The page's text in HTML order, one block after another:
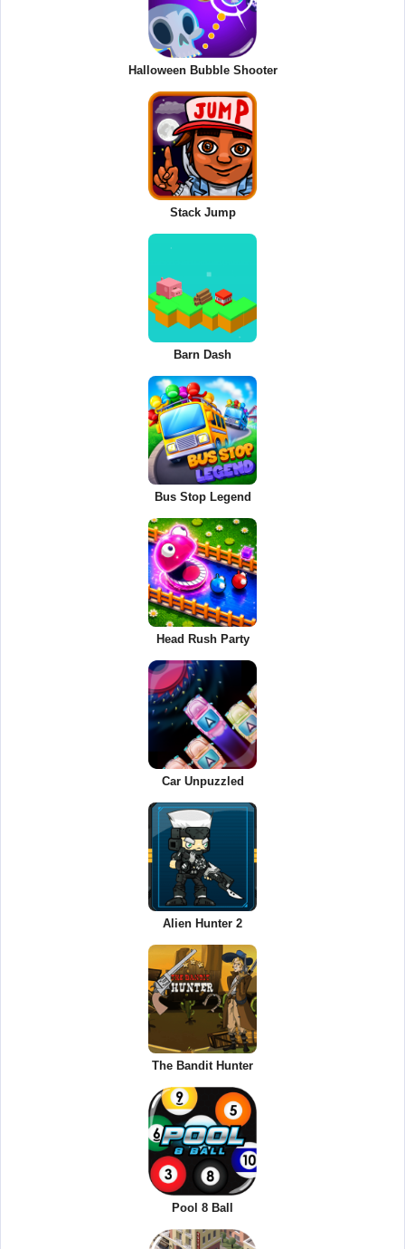
Halloween Bubble Shooter
Stack Jump
Barn Dash
Bus Stop Legend
Head Rush Party
Car Unpuzzled
Alien Hunter 2
The Bandit Hunter
Pool 8 Ball